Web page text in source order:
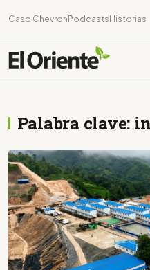
Caso Chevron Podcasts Historias
Palabra clave: